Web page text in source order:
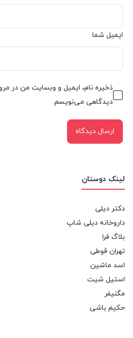
لینک دوستان
دکتر دیلی
داروخانه دیلی شاپ
بلاگ فرا
تهران قوطی
اسد ماشین
استیل شیت
مگنیفر
حکیم باشی
ایمیل شما
ذخیره نام، ایمیل و وبسایت من در
دیدگاهی می‌نویسم.